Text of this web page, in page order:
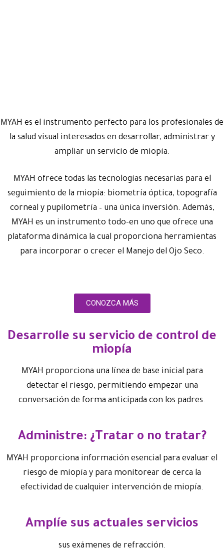
MYAH es el instrumento perfecto para los profesionales de
la salud visual interesados en desarrollar, administrar y
ampliar un servicio de miopía.
MYAH ofrece todas las tecnologías necesarias para el
seguimiento de la miopía: biometría óptica, topografía
corneal y pupilometría – una única inversión. Además,
MYAH es un instrumento todo-en uno que ofrece una
plataforma dinámica la cual proporciona herramientas
para incorporar o crecer el Manejo del Ojo Seco.
CONOZCA MÁS
Desarrolle su servicio de control de
miopía
MYAH proporciona una línea de base inicial para
detectar el riesgo, permitiendo empezar una
conversación de forma anticipada con los padres.
Administre: ¿Tratar o no tratar?
MYAH proporciona información esencial para evaluar el
riesgo de miopía y para monitorear de cerca la
efectividad de cualquier intervención de miopía.
Amplíe sus actuales servicios
sus exámenes de refracción.